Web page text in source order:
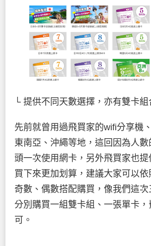
└ 提供不同天數選擇，亦有雙卡組
先前就曾用過飛買家的wifi分享機
東南亞、沖繩等地，這回因為人
頭一次使用網卡，另外飛買家也
買下來更加划算，建議大家可以依
奇數、偶數搭配購買，像我們這
分別購買一組雙卡組、一張單卡，
可。